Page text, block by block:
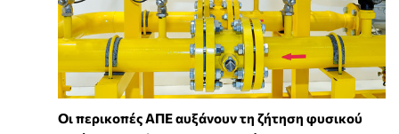
Οι περικοπές ΑΠΕ αυξάνουν τη ζήτηση φυσικού